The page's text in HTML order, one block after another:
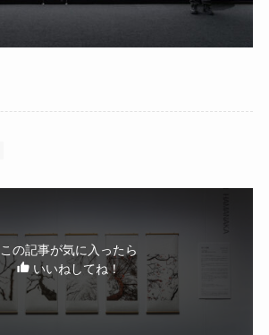
この記事が気に入ったら
いいねしてね！